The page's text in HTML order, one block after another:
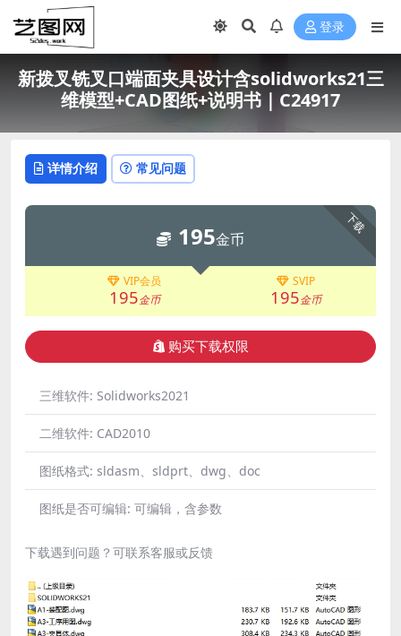
登录
新拨叉铣叉口端面夹具设计含solidworks21三
维模型+CAD图纸+说明书｜C24917
详情介绍 常见问题
下载
195金币
VIP会员
195金币
SVIP
195金币
购买下载权限
三维软件: Solidworks2021
二维软件: CAD2010
图纸格式: sldasm、sldprt、dwg、doc
图纸是否可编辑: 可编辑，含参数
下载遇到问题？可联系客服或反馈